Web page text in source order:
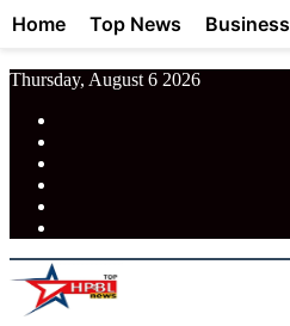
Thursday, August 6 2026
Home Top News Business